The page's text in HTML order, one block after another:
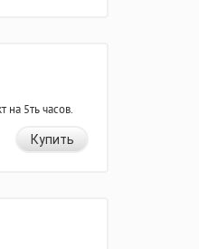
5ть часов.
Купить